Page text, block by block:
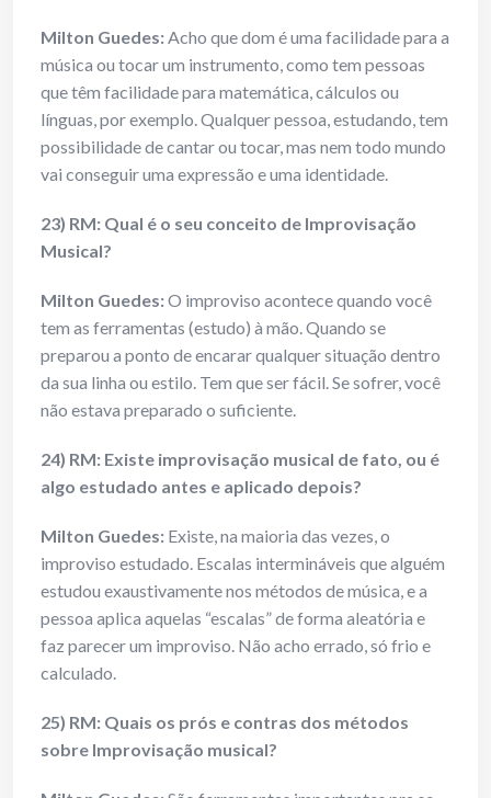
Milton Guedes:Acho que dom é uma facilidade para a
música ou tocar um instrumento, como tem pessoas
que têm facilidade para matemática, cálculos ou
línguas, por exemplo. Qualquer pessoa, estudando, tem
possibilidade de cantar ou tocar, mas nem todo mundo
vai conseguir uma expressão e uma identidade.
23) RM: Qual é o seu conceito de Improvisação
Musical?
Milton Guedes:O improviso acontece quando você
tem as ferramentas (estudo) à mão. Quando se
preparou a ponto de encarar qualquer situação dentro
da sua linha ou estilo. Tem que ser fácil. Se sofrer, você
não estava preparado o suficiente.
24) RM: Existe improvisação musical de fato, ou é
algo estudado antes e aplicado depois?
Milton Guedes: Existe, na maioria das vezes, o
improviso estudado. Escalas intermináveis que alguém
estudou exaustivamente nos métodos de música, e a
pessoa aplica aquelas “escalas” de forma aleatória e
faz parecer um improviso. Não acho errado, só frio e
calculado.
25) RM: Quais os prós e contras dos métodos
sobre Improvisação musical?